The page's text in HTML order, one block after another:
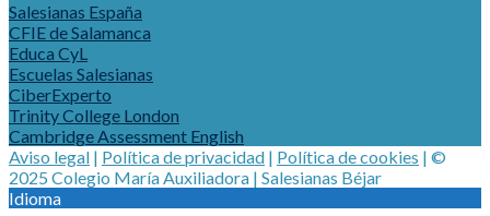
Salesianas España
CFIE de Salamanca
Educa CyL
Escuelas Salesianas
CiberExperto
Trinity College London
Cambridge Assessment English
Aviso legal | Política de privacidad | Política de cookies | ©
2025 Colegio María Auxiliadora | Salesianas Béjar
Idioma